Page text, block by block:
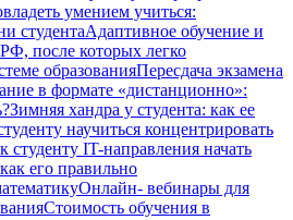
умением учиться:
студентаАдаптивное обучение и
после которых легко
образованияПересдача экзамена
в формате «дистанционно»:
Зимняя хандра у студента: как ее
научиться концентрировать
студенту IT-направления начать
его правильно
Онлайн- вебинары для
Стоимость обучения в